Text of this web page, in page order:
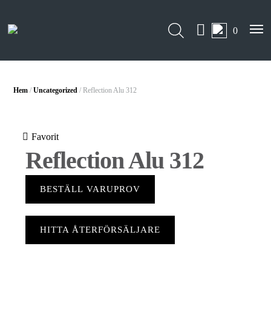
0
Hem /Uncategorized / Reflection Alu 312
Favorit
Reflection Alu 312
BESTÄLL VARUPROV
HITTA ÅTERFÖRSÄLJARE